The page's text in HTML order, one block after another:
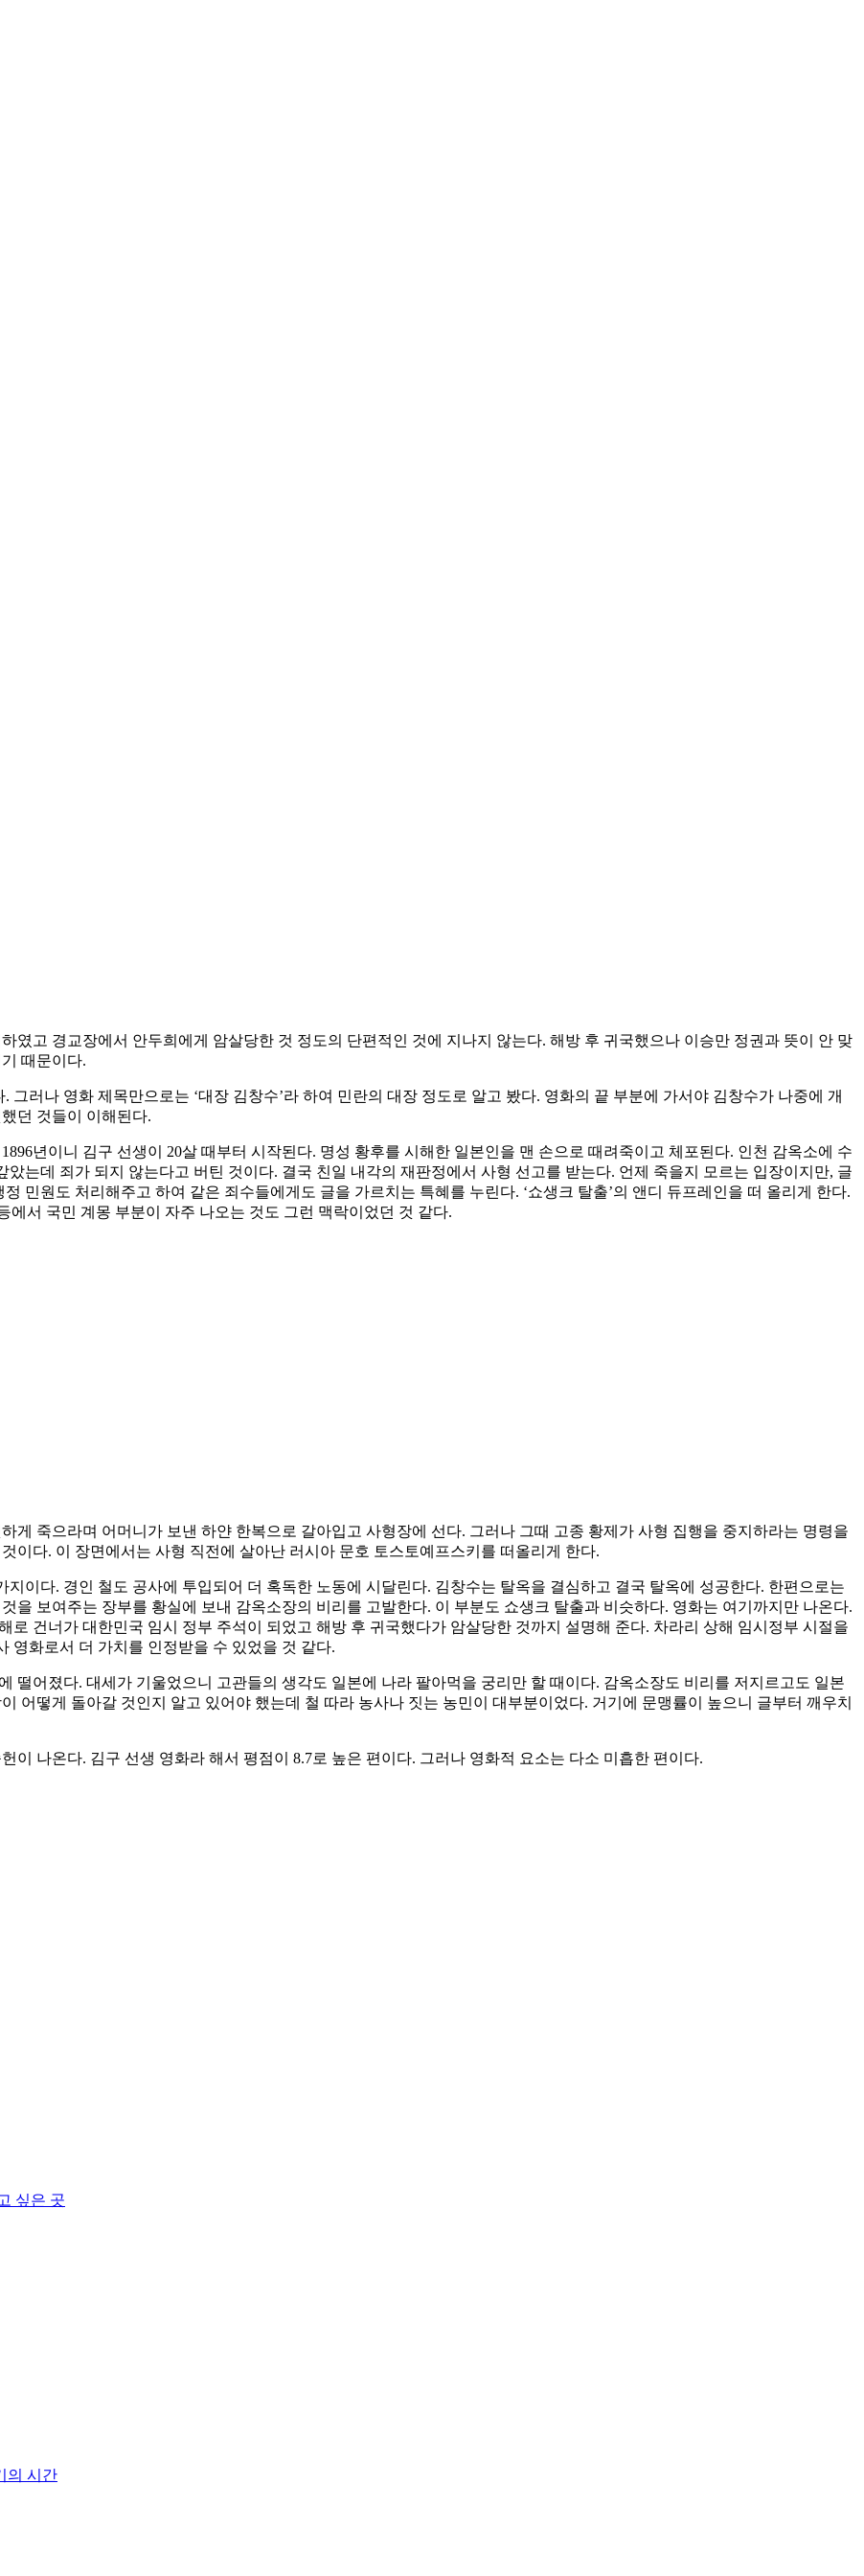
였고 경교장에서 안두희에게 암살당한 것 정도의 단편적인 것에 지나지 않는다. 해방 후 귀국했으나 이승만 정권과 뜻이 안 맞
때문이다.
러나 영화 제목만으로는 ‘대장 김창수’라 하여 민란의 대장 정도로 알고 봤다. 영화의 끝 부분에 가서야 김창수가 나중에 개
던 것들이 이해된다.
년이니 김구 선생이 20살 때부터 시작된다. 명성 황후를 시해한 일본인을 맨 손으로 때려죽이고 체포된다. 인천 감옥소에 수
는데 죄가 되지 않는다고 버틴 것이다. 결국 친일 내각의 재판정에서 사형 선고를 받는다. 언제 죽을지 모르는 입장이지만, 글
민원도 처리해주고 하여 같은 죄수들에게도 글을 가르치는 특혜를 누린다. ‘쇼생크 탈출’의 앤디 듀프레인을 떠 올리게 한다.
에서 국민 계몽 부분이 자주 나오는 것도 그런 맥락이었던 것 같다.
게 죽으라며 어머니가 보낸 하얀 한복으로 갈아입고 사형장에 선다. 그러나 그때 고종 황제가 사형 집행을 중지하라는 명령을
이다. 이 장면에서는 사형 직전에 살아난 러시아 문호 토스토예프스키를 떠올리게 한다.
이다. 경인 철도 공사에 투입되어 더 혹독한 노동에 시달린다. 김창수는 탈옥을 결심하고 결국 탈옥에 성공한다. 한편으로는
을 보여주는 장부를 황실에 보내 감옥소장의 비리를 고발한다. 이 부분도 쇼생크 탈출과 비슷하다. 영화는 여기까지만 나온다.
로 건너가 대한민국 임시 정부 주석이 되었고 해방 후 귀국했다가 암살당한 것까지 설명해 준다. 차라리 상해 임시정부 시절을
영화로서 더 가치를 인정받을 수 있었을 것 같다.
떨어졌다. 대세가 기울었으니 고관들의 생각도 일본에 나라 팔아먹을 궁리만 할 때이다. 감옥소장도 비리를 저지르고도 일본
어떻게 돌아갈 것인지 알고 있어야 했는데 철 따라 농사나 짓는 농민이 대부분이었다. 거기에 문맹률이 높으니 글부터 깨우치
이 나온다. 김구 선생 영화라 해서 평점이 8.7로 높은 편이다. 그러나 영화적 요소는 다소 미흡한 편이다.
싶은 곳
의 시간